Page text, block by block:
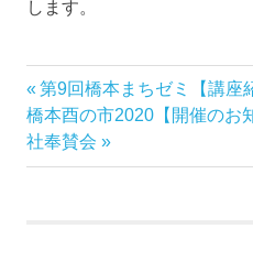
します。
投
稿
前
の
記
事:
第9回橋本まちゼミ【講座
次
の
記
橋本酉の市2020【開催のお
社奉賛会